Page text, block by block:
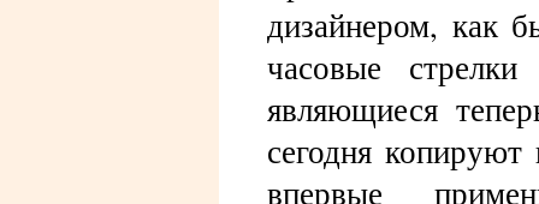
дизайнером, как
часовые
являющиеся
сегодня
впервые